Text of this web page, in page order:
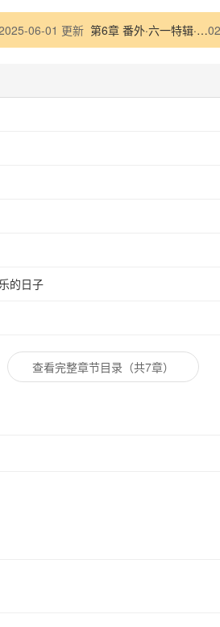
06-01 更新 第6章 番外·六一特辑·有我们，就是最快乐的日子
的日子
查看完整章节目录（共7章）